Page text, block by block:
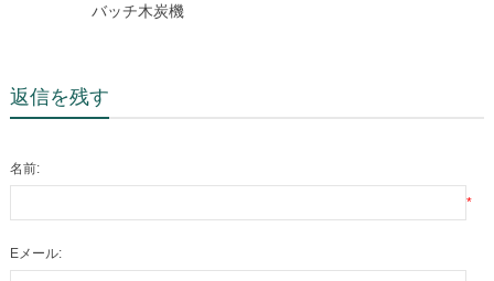
バッチ木炭機
返信を残す
名前:
*
Eメール: